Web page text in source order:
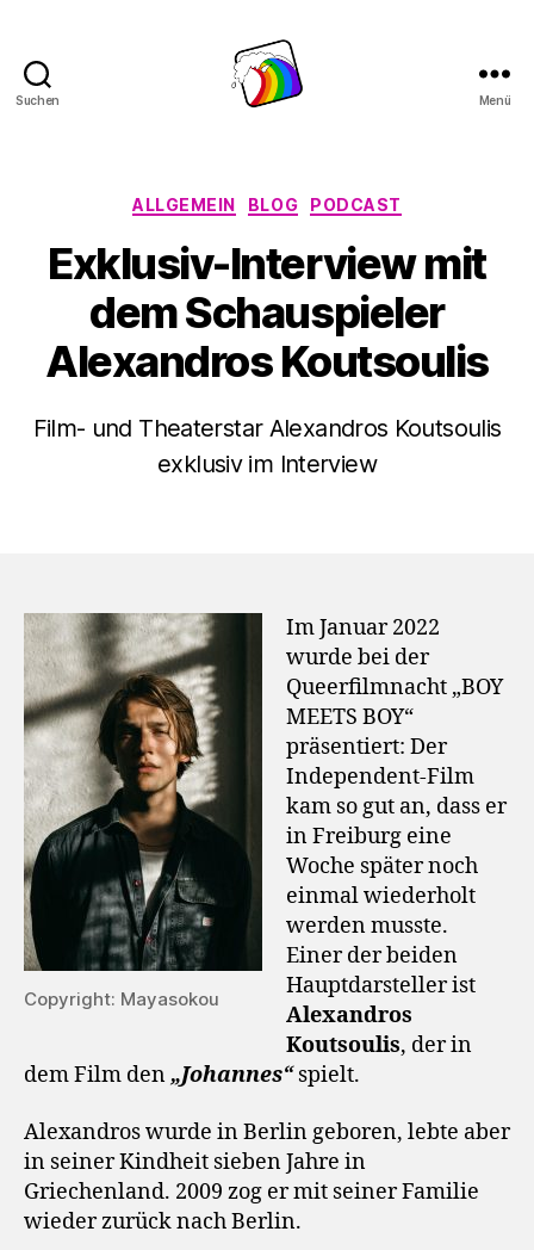
Suchen Menü
Kategorien
ALLGEMEIN BLOG PODCAST
Exklusiv-Interview mit
dem Schauspieler
Alexandros Koutsoulis
Film- und Theaterstar Alexandros Koutsoulis
exklusiv im Interview
Copyright: Mayasokou
Im Januar 2022
wurde bei der
Queerfilmnacht „BOY
MEETS BOY“
präsentiert: Der
Independent-Film
kam so gut an, dass er
in Freiburg eine
Woche später noch
einmal wiederholt
werden musste.
Einer der beiden
Hauptdarsteller ist
Alexandros
Koutsoulis, der in
dem Film den „Johannes“spielt.
Alexandros wurde in Berlin geboren, lebte aber
in seiner Kindheit sieben Jahre in
Griechenland. 2009 zog er mit seiner Familie
wieder zurück nach Berlin.